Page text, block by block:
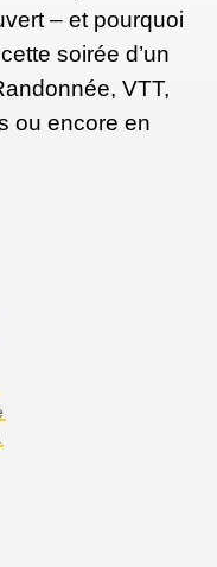
– et pourquoi
soirée d’un
VTT,
ou encore en